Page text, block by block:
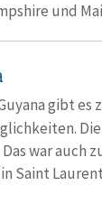
und
gibt es
war auch
Saint